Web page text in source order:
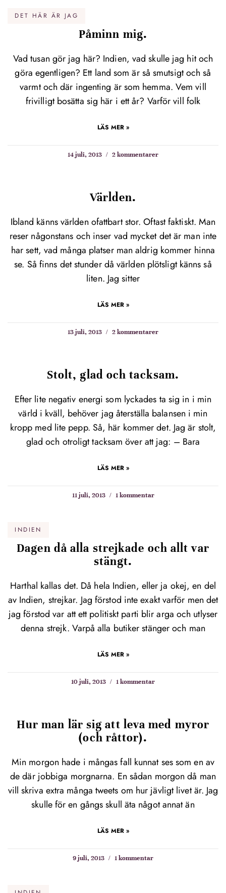
DET HÄR ÄR JAG
Påminn mig.
Vad tusan gör jag här? Indien, vad skulle jag hit och
göra egentligen? Ett land som är så smutsigt och så
varmt och där ingenting är som hemma. Vem vill
frivilligt bosätta sig här i ett år? Varför vill folk
LÄS MER »
14 juli, 2013 2 kommentarer
Världen.
Ibland känns världen ofattbart stor. Oftast faktiskt. Man
reser någonstans och inser vad mycket det är man inte
har sett, vad många platser man aldrig kommer hinna
se. Så finns det stunder då världen plötsligt känns så
liten. Jag sitter
LÄS MER »
13 juli, 2013 2 kommentarer
Stolt, glad och tacksam.
Efter lite negativ energi som lyckades ta sig in i min
värld i kväll, behöver jag återställa balansen i min
kropp med lite pepp. Så, här kommer det. Jag är stolt,
glad och otroligt tacksam över att jag: – Bara
LÄS MER »
11 juli, 2013 1 kommentar
INDIEN
Dagen då alla strejkade och allt var
stängt.
Harthal kallas det. Då hela Indien, eller ja okej, en del
av Indien, strejkar. Jag förstod inte exakt varför men det
jag förstod var att ett politiskt parti blir arga och utlyser
denna strejk. Varpå alla butiker stänger och man
LÄS MER »
10 juli, 2013 1 kommentar
Hur man lär sig att leva med myror
(och råttor).
Min morgon hade i mångas fall kunnat ses som en av
de där jobbiga morgnarna. En sådan morgon då man
vill skriva extra många tweets om hur jävligt livet är. Jag
skulle för en gångs skull äta något annat än
LÄS MER »
9 juli, 2013 1 kommentar